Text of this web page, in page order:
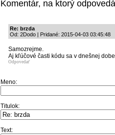
Komentár, na ktorý
Re: brzda
Od: 2Dodo | Pridané: 2015-04-03 03:45:48
Samozrejme.
Aj kľúčové časti kódu sa v dnešnej
Odpovedať
Meno:
Titulok:
Text: